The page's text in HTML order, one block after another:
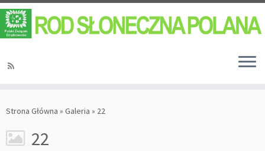
Strona Główna » Galeria » 22
22